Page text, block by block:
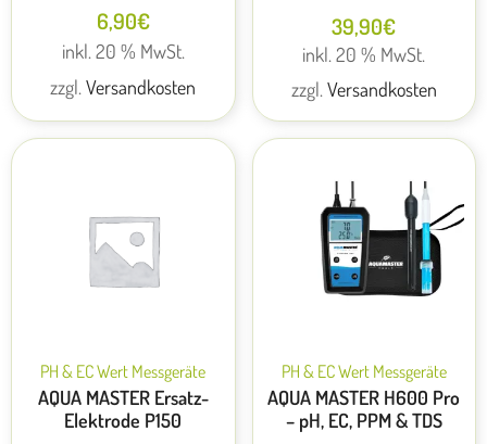
6,90€
inkl. 20 % MwSt.
zzgl.Versandkosten
39,90€
inkl. 20 % MwSt.
zzgl. Versandkosten
PH & EC Wert Messgeräte
AQUA MASTER Ersatz-
Elektrode P150
PH & EC Wert Messgeräte
AQUA MASTER H600 Pro
– pH, EC, PPM & TDS